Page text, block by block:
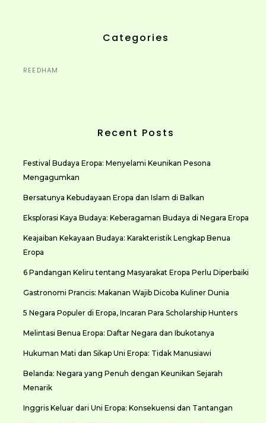
Categories
REEDHAM
Recent Posts
Festival Budaya Eropa: Menyelami Keunikan Pesona
Mengagumkan
Bersatunya Kebudayaan Eropa dan Islam di Balkan
Eksplorasi Kaya Budaya: Keberagaman Budaya di Negara Eropa
Keajaiban Kekayaan Budaya: Karakteristik Lengkap Benua
Eropa
6 Pandangan Keliru tentang Masyarakat Eropa Perlu Diperbaiki
Gastronomi Prancis: Makanan Wajib Dicoba Kuliner Dunia
5 Negara Populer di Eropa, Incaran Para Scholarship Hunters
Melintasi Benua Eropa: Daftar Negara dan Ibukotanya
Hukuman Mati dan Sikap Uni Eropa: Tidak Manusiawi
Belanda: Negara yang Penuh dengan Keunikan Sejarah
Menarik
Inggris Keluar dari Uni Eropa: Konsekuensi dan Tantangan